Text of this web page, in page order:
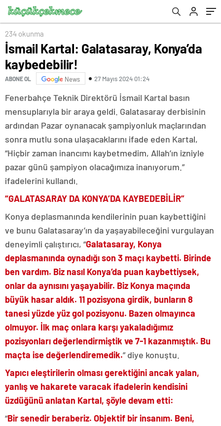
234 okunma
İsmail Kartal: Galatasaray, Konya’da
kaybedebilir!
ABONE OL News 27 Mayıs 2024 01:24
Fenerbahçe Teknik Direktörü İsmail Kartal basın
mensuplarıyla bir araya geldi. Galatasaray derbisinin
ardından Pazar oynanacak şampiyonluk maçlarından
sonra mutlu sona ulaşacaklarını ifade eden Kartal,
“Hiçbir zaman inancımı kaybetmedim, Allah’ın izniyle
pazar günü şampiyon olacağımıza inanıyorum.”
ifadelerini kullandı.
“GALATASARAY DA KONYA’DA KAYBEDEBİLİR”
Konya deplasmanında kendilerinin puan kaybettiğini
ve bunu Galatasaray’ın da yaşayabileceğini vurgulayan
deneyimli çalıştırıcı, “Galatasaray, Konya
deplasmanında oynadığı son 3 maçı kaybetti. Birinde
ben vardım. Biz nasıl Konya’da puan kaybettiysek,
onlar da aynısını yaşayabilir. Biz Konya maçında
büyük hasar aldık. 11 pozisyona girdik, bunların 8
tanesi yüzde yüz gol pozisyonu. Bazen olmayınca
olmuyor. İlk maç onlara karşı yakaladığımız
pozisyonları değerlendirmiştik ve 7-1 kazanmıştık. Bu
maçta ise değerlendiremedik.” diye konuştu.
Yapıcı eleştirilerin olması gerektiğini ancak yalan,
yanlış ve hakarete varacak ifadelerin kendisini
üzdüğünü anlatan Kartal, şöyle devam etti:
“Bir senedir beraberiz. Objektif bir insanım. Beni,